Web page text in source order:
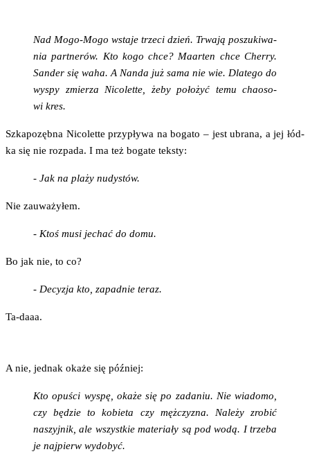
Nad Mogo-Mogo wsta­je trze­ci dzień. Trwa­ją poszu­ki­wa­
nia part­ne­rów. Kto kogo chce? Maar­ten chce Cher­ry.
San­der się waha. A Nan­da już sama nie wie. Dla­te­go do
wyspy zmie­rza Nico­let­te, żeby poło­żyć temu cha­oso­
wi kres.
Szka­po­zęb­na Nico­let­te przy­pły­wa na boga­to – jest ubra­na, a jej łód­
ka się nie roz­pa­da. I ma też boga­te teksty:
- Jak na pla­ży nudystów.
Nie zauwa­ży­łem.
- Ktoś musi jechać do domu.
Bo jak nie, to co?
- Decy­zja kto, zapad­nie teraz.
Ta-daaa.
A nie, jed­nak oka­że się później:
Kto opu­ści wyspę, oka­że się po zada­niu. Nie wia­do­mo,
czy będzie to kobie­ta czy męż­czy­zna. Nale­ży zro­bić
naszyj­nik, ale wszyst­kie mate­ria­ły są pod wodą. I trze­ba
je naj­pierw wydobyć.